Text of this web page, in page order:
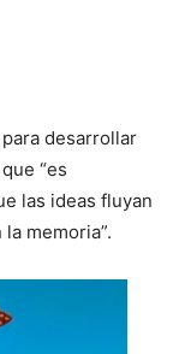
desarrollar
“es
las ideas fluyan
memoria”.